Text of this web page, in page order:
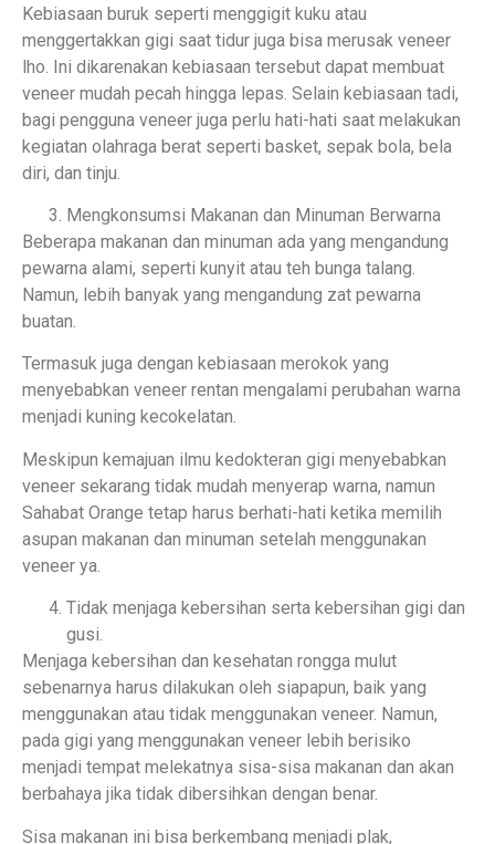
Kebiasaan buruk seperti menggigit kuku atau
menggertakkan gigi saat tidur juga bisa merusak veneer
lho. Ini dikarenakan kebiasaan tersebut dapat membuat
veneer mudah pecah hingga lepas. Selain kebiasaan tadi,
bagi pengguna veneer juga perlu hati-hati saat melakukan
kegiatan olahraga berat seperti basket, sepak bola, bela
diri, dan tinju.
Mengkonsumsi Makanan dan Minuman Berwarna
Beberapa makanan dan minuman ada yang mengandung
pewarna alami, seperti kunyit atau teh bunga talang.
Namun, lebih banyak yang mengandung zat pewarna
buatan.
Termasuk juga dengan kebiasaan merokok yang
menyebabkan veneer rentan mengalami perubahan warna
menjadi kuning kecokelatan.
Meskipun kemajuan ilmu kedokteran gigi menyebabkan
veneer sekarang tidak mudah menyerap warna, namun
Sahabat Orange tetap harus berhati-hati ketika memilih
asupan makanan dan minuman setelah menggunakan
veneer ya.
Tidak menjaga kebersihan serta kebersihan gigi dan
gusi.
Menjaga kebersihan dan kesehatan rongga mulut
sebenarnya harus dilakukan oleh siapapun, baik yang
menggunakan atau tidak menggunakan veneer. Namun,
pada gigi yang menggunakan veneer lebih berisiko
menjadi tempat melekatnya sisa-sisa makanan dan akan
berbahaya jika tidak dibersihkan dengan benar.
Sisa makanan ini bisa berkembang menjadi plak,